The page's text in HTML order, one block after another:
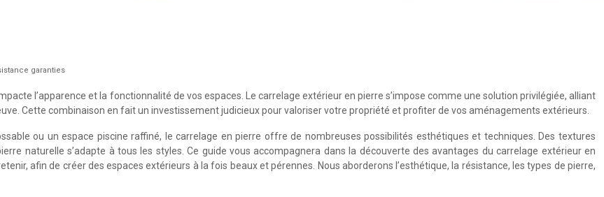
garanties
l’apparence et la fonctionnalité de vos espaces. Le carrelage extérieur en pierre s’impose comme une solution privilégiée, alliant
Cette combinaison en fait un investissement judicieux pour valoriser votre propriété et profiter de vos aménagements extérieurs.
ou un espace piscine raffiné, le carrelage en pierre offre de nombreuses possibilités esthétiques et techniques. Des textures
naturelle s’adapte à tous les styles. Ce guide vous accompagnera dans la découverte des avantages du carrelage extérieur en
afin de créer des espaces extérieurs à la fois beaux et pérennes. Nous aborderons l’esthétique, la résistance, les types de pierre,